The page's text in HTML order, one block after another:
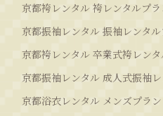
京都袴レンタル 袴レンタルプラ
京都振袖レンタル 振袖レンタ
京都袴レンタル 卒業式袴レン
京都振袖レンタル 成人式振袖
京都浴衣レンタル メンズプラン